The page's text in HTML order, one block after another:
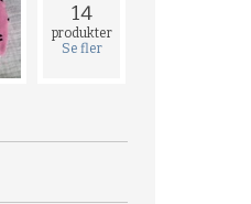
14
produkter
Se fler